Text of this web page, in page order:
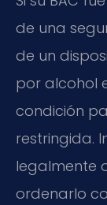
de una
de un
por alcohol
condición
restringida.
legalmente
ordenarlo